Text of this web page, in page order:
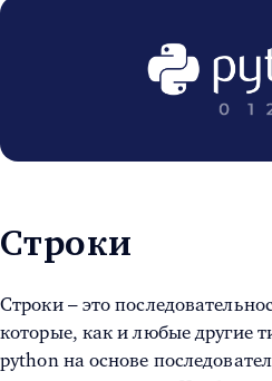
Строки
Строки – это
которые, как и любые другие
python на основе